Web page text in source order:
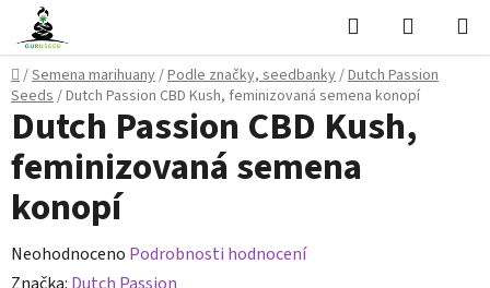
Přejít
obsah
Hledat
KOŠÍK
Domů
/Semena marihuany/Podle značky, seedbanky/Dutch Passion
Seeds/Dutch Passion CBD Kush, feminizovaná semena konopí
Dutch Passion CBD Kush,
feminizovaná semena
konopí
Průměrné
hodnocení
Neohodnoceno Podrobnosti hodnocení